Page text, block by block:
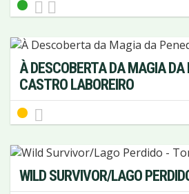
À DESCOBERTA DA MAGIA DA
CASTRO LABOREIRO
WILD SURVIVOR/LAGO